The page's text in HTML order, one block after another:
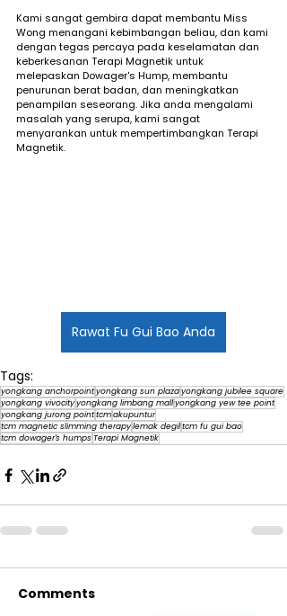
Kami sangat gembira dapat membantu Miss
Wong menangani kebimbangan beliau, dan kami
dengan tegas percaya pada keselamatan dan
keberkesanan Terapi Magnetik untuk
melepaskan Dowager's Hump, membantu
penurunan berat badan, dan meningkatkan
penampilan seseorang. Jika anda mengalami
masalah yang serupa, kami sangat
menyarankan untuk mempertimbangkan Terapi
Magnetik.
Rawat Fu Gui Bao Anda
Tags:
yongkang anchorpointyongkang sun plazayongkang jubilee square
yongkang vivocityyongkang limbang mallyongkang yew tee point
yongkang jurong pointtcmakupuntur
tcm magnetic slimming therapylemak degiltcm fu gui bao
tcm dowager's humps Terapi Magnetik
Comments